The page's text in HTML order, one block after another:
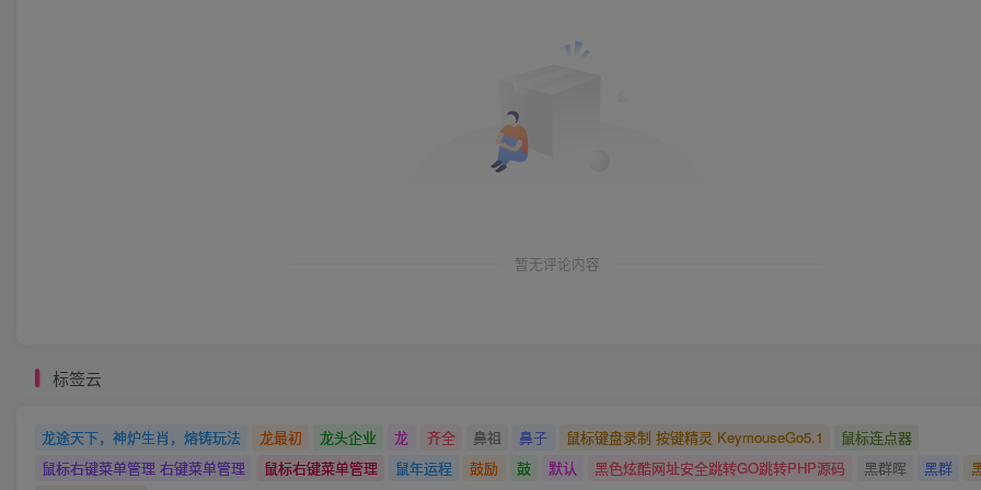
暂无评论内容
标签云
龙途天下，神炉生肖，熔铸玩法 龙最初 龙头企业 龙 齐全 鼻祖 鼻子 鼠标键盘录制 按键精灵 KeymouseGo5.1
鼠标连点器
鼠标右键菜单管理 右键菜单管理
鼠标右键菜单管理 鼠年运程 鼓励 鼓 默认 黑色炫酷网址安全跳转GO跳转PHP源码 黑群晖 黑群